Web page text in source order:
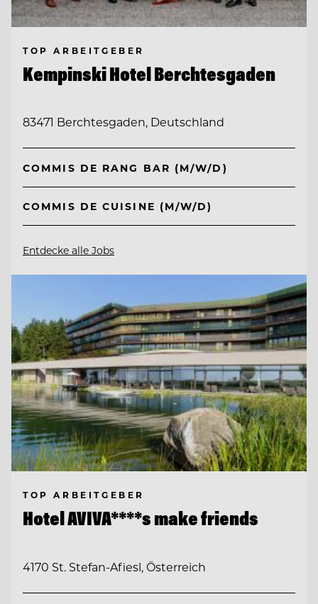
TOP ARBEITGEBER
Kempinski Hotel Berchtesgaden
83471 Berchtesgaden, Deutschland
COMMIS DE RANG BAR (M/W/D)
COMMIS DE CUISINE (M/W/D)
Entdecke alle Jobs
TOP ARBEITGEBER
Hotel AVIVA****s make friends
4170 St. Stefan-Afiesl, Österreich